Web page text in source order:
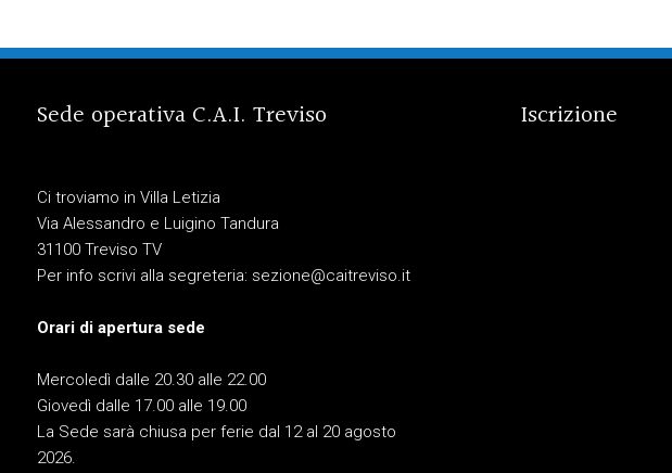
Sede operativa C.A.I. Treviso
Ci troviamo in Villa Letizia
Via Alessandro e Luigino Tandura
31100 Treviso TV
Per info scrivi alla segreteria: sezione@caitreviso.it
Orari di apertura sede
Mercoledì dalle 20.30 alle 22.00
Giovedì dalle 17.00 alle 19.00
La Sede sarà chiusa per ferie dal 12 al 20 agosto
2026.
Iscrizione